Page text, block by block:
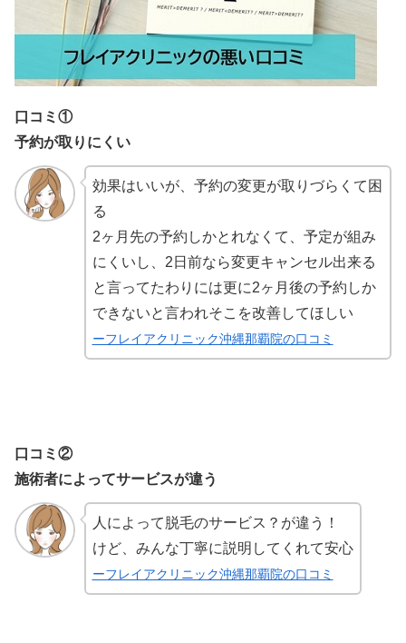
口コミ①
予約が取りにくい
効果はいいが、予約の変更が取りづらくて困
る
2ヶ月先の予約しかとれなくて、予定が組み
にくいし、2日前なら変更キャンセル出来る
と言ってたわりには更に2ヶ月後の予約しか
できないと言われそこを改善してほしい
ーフレイアクリニック沖縄那覇院の口コミ
口コミ②
施術者によってサービスが違う
人によって脱毛のサービス？が違う！
けど、みんな丁寧に説明してくれて安心
ーフレイアクリニック沖縄那覇院の口コミ